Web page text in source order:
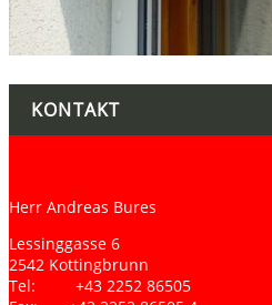
KONTAKT
Herr Andreas Bures
Lessinggasse 6
2542 Kottingbrunn
Tel: +43 2252 86505